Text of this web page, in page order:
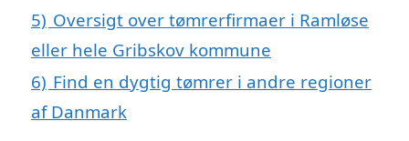
5) Oversigt over tømrerfirmaer i Ramløse
eller hele Gribskov kommune
6) Find en dygtig tømrer i andre regioner
af Danmark